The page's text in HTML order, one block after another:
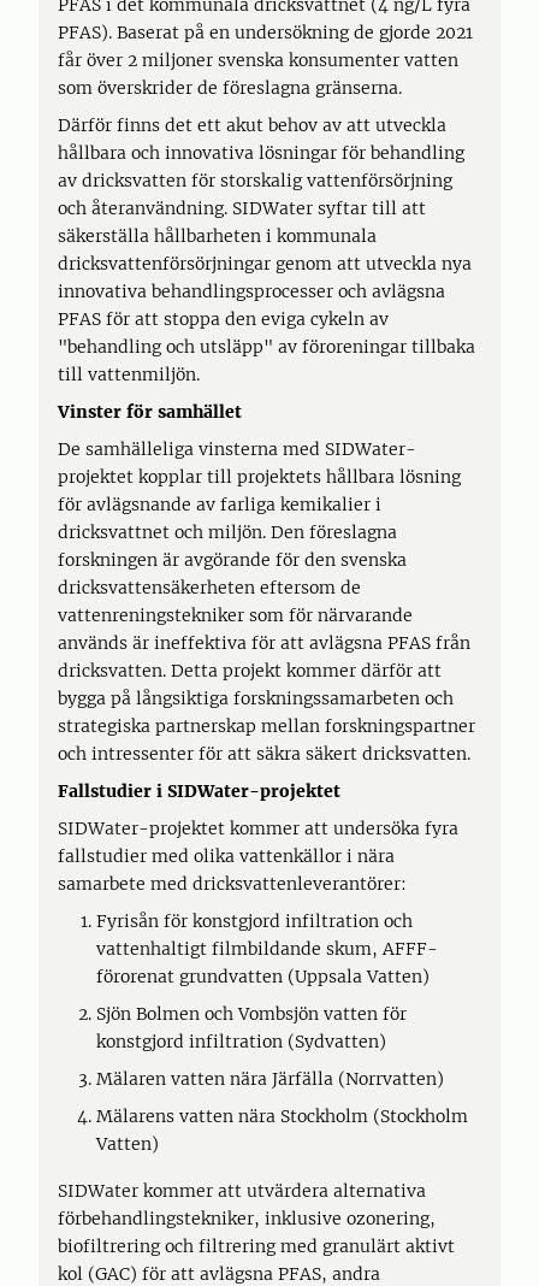
PFAS i det kommunala dricksvattnet (4 ng/L fyra
PFAS). Baserat på en undersökning de gjorde 2021
får över 2 miljoner svenska konsumenter vatten
som överskrider de föreslagna gränserna.
Därför finns det ett akut behov av att utveckla
hållbara och innovativa lösningar för behandling
av dricksvatten för storskalig vattenförsörjning
och återanvändning. SIDWater syftar till att
säkerställa hållbarheten i kommunala
dricksvattenförsörjningar genom att utveckla nya
innovativa behandlingsprocesser och avlägsna
PFAS för att stoppa den eviga cykeln av
"behandling och utsläpp" av föroreningar tillbaka
till vattenmiljön.
Vinster för samhället
De samhälleliga vinsterna med SIDWater-
projektet kopplar till projektets hållbara lösning
för avlägsnande av farliga kemikalier i
dricksvattnet och miljön. Den föreslagna
forskningen är avgörande för den svenska
dricksvattensäkerheten eftersom de
vattenreningstekniker som för närvarande
används är ineffektiva för att avlägsna PFAS från
dricksvatten. Detta projekt kommer därför att
bygga på långsiktiga forskningssamarbeten och
strategiska partnerskap mellan forskningspartner
och intressenter för att säkra säkert dricksvatten.
Fallstudier i SIDWater-projektet
SIDWater-projektet kommer att undersöka fyra
fallstudier med olika vattenkällor i nära
samarbete med dricksvattenleverantörer:
Fyrisån för konstgjord infiltration och
vattenhaltigt filmbildande skum, AFFF-
förorenat grundvatten (Uppsala Vatten)
Sjön Bolmen och Vombsjön vatten för
konstgjord infiltration (Sydvatten)
Mälaren vatten nära Järfälla (Norrvatten)
Mälarens vatten nära Stockholm (Stockholm
Vatten)
SIDWater kommer att utvärdera alternativa
förbehandlingstekniker, inklusive ozonering,
biofiltrering och filtrering med granulärt aktivt
kol (GAC) för att avlägsna PFAS, andra